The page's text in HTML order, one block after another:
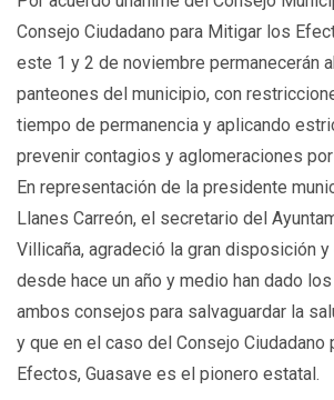
Consejo Ciudadano para Mitigar los
este 1 y 2 de noviembre permanecerán
panteones del municipio, con
tiempo de permanencia y aplicando
prevenir contagios y aglomeraciones
En representación de la presidente
Llanes Carreón, el secretario del
Villicaña, agradeció la gran disposición
desde hace un año y medio han dado
ambos consejos para salvaguardar la
y que en el caso del Consejo Ciudadano
Efectos, Guasave es el pionero estatal.